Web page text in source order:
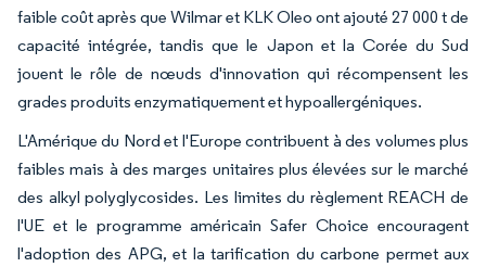
faible coût après que Wilmar et KLK Oleo ont ajouté 27 000 t de
capacité intégrée, tandis que le Japon et la Corée du Sud
jouent le rôle de nœuds d'innovation qui récompensent les
grades produits enzymatiquement et hypoallergéniques.
L'Amérique du Nord et l'Europe contribuent à des volumes plus
faibles mais à des marges unitaires plus élevées sur le marché
des alkyl polyglycosides. Les limites du règlement REACH de
l'UE et le programme américain Safer Choice encouragent
l'adoption des APG, et la tarification du carbone permet aux